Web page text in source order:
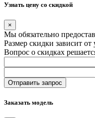
Узнать цену со скидкой
×
Мы обязательно
Размер скидки зависит
Вопрос о скидках
Заказать модель